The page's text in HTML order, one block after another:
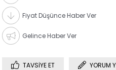
Fiyat Düşünce Haber Ver
Gelince Haber Ver
TAVSIYE ET YORUM